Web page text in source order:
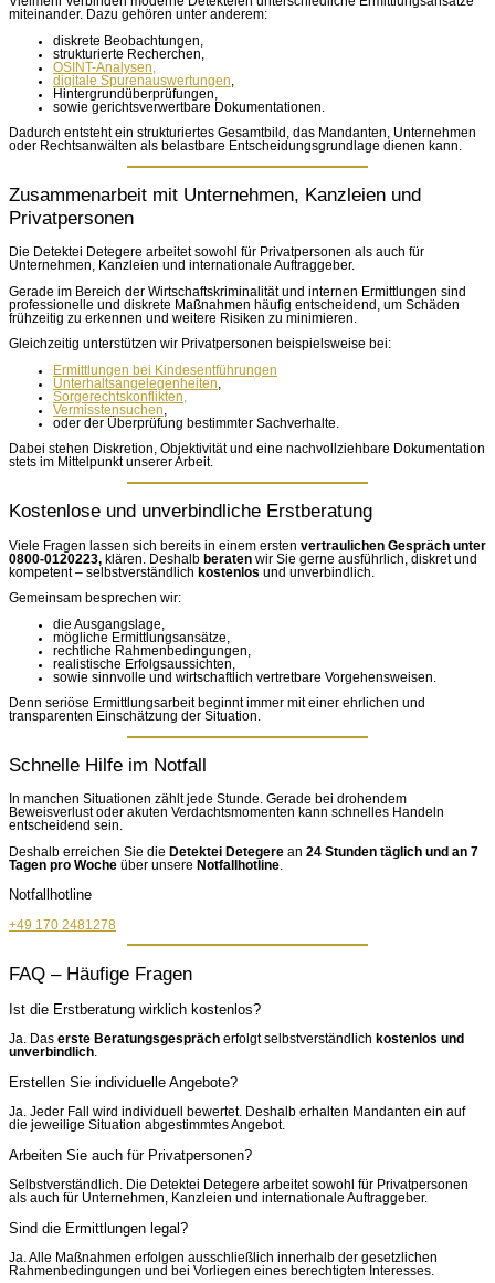
miteinander. Dazu gehören unter anderem:
diskrete Beobachtungen,
strukturierte Recherchen,
OSINT-Analysen,
digitale Spurenauswertungen
Hintergrundüberprüfungen,
sowie gerichtsverwertbare Dokumentationen.
Dadurch entsteht ein strukturiertes Gesamtbild, das Mandanten, Unternehmen
oder Rechtsanwälten als belastbare Entscheidungsgrundlage dienen kann.
Zusammenarbeit mit Unternehmen, Kanzleien und
Privatpersonen
Die Detektei Detegere arbeitet sowohl für Privatpersonen als auch für
Unternehmen, Kanzleien und internationale Auftraggeber.
Gerade im Bereich der Wirtschaftskriminalität und internen Ermittlungen sind
professionelle und diskrete Maßnahmen häufig entscheidend, um Schäden
frühzeitig zu erkennen und weitere Risiken zu minimieren.
Gleichzeitig unterstützen wir Privatpersonen beispielsweise bei:
Ermittlungen bei Kindesentführungen
Unterhaltsangelegenheiten
Sorgerechtskonflikten,
Vermisstensuchen
oder der Überprüfung bestimmter Sachverhalte.
Dabei stehen Diskretion, Objektivität und eine nachvollziehbare Dokumentation
stets im Mittelpunkt unserer Arbeit.
Kostenlose und unverbindliche Erstberatung
Viele Fragen lassen sich bereits in einem ersten vertraulichen Gespräch unter
0800-0120223, klären. Deshalb beraten wir Sie gerne ausführlich, diskret und
kompetent – selbstverständlich kostenlos und unverbindlich.
Gemeinsam besprechen wir:
die Ausgangslage,
mögliche Ermittlungsansätze,
rechtliche Rahmenbedingungen,
realistische Erfolgsaussichten,
sowie sinnvolle und wirtschaftlich vertretbare Vorgehensweisen.
Denn seriöse Ermittlungsarbeit beginnt immer mit einer ehrlichen und
transparenten Einschätzung der Situation.
Schnelle Hilfe im Notfall
In manchen Situationen zählt jede Stunde. Gerade bei drohendem
Beweisverlust oder akuten Verdachtsmomenten kann schnelles Handeln
entscheidend sein.
Deshalb erreichen Sie die Detektei Detegere an 24 Stunden täglich und an 7
Tagen pro Woche über unsere Notfallhotline
Notfallhotline
+49 170 2481278
FAQ – Häufige Fragen
Ist die Erstberatung wirklich kostenlos?
Ja. Das erste Beratungsgespräch erfolgt selbstverständlich kostenlos und
unverbindlich
Erstellen Sie individuelle Angebote?
Ja. Jeder Fall wird individuell bewertet. Deshalb erhalten Mandanten ein auf
die jeweilige Situation abgestimmtes Angebot.
Arbeiten Sie auch für Privatpersonen?
Selbstverständlich. Die Detektei Detegere arbeitet sowohl für Privatpersonen
als auch für Unternehmen, Kanzleien und internationale Auftraggeber.
Sind die Ermittlungen legal?
Ja. Alle Maßnahmen erfolgen ausschließlich innerhalb der gesetzlichen
Rahmenbedingungen und bei Vorliegen eines berechtigten Interesses.